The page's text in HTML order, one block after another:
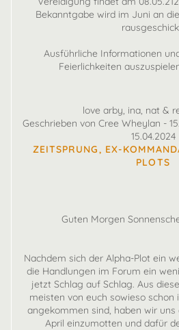
Bekanntgabe wird im Juni an
Ausführliche Informationen
Feierlichkeiten
love arby, ina, nat &
Geschrieben von Cree Wheylan -
15.04.2024
ZEITSPRUNG, EX-
PLOTS
Guten Morgen
Nachdem sich der Alpha-Plot ein
die Handlungen im Forum ein
jetzt Schlag auf Schlag. Aus
meisten von euch sowieso schon
angekommen sind, haben wir uns
April einzumotten und dafür